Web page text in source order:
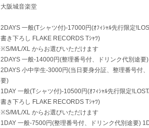
大阪城音楽堂
2DAYS 一般(Tシャツ付)-17000円(ｵﾌｨｼｬﾙ先行限定
書き下ろし FLAKE RECORDS Tｼｬﾂ)
※S/M/L/XL からお選びいただけます
2DAYS 一般-14000円(整理番号付、ドリンク代別途要)
2DAYS 小中学生-3000円(当日要身分証、整理番号付
要)
1DAY 一般(Tシャツ付)-10500円(ｵﾌｨｼｬﾙ先行限定
書き下ろし FLAKE RECORDS Tｼｬﾂ)
※S/M/L/XL からお選びいただけます
1DAY 一般-7500円(整理番号付、ドリンク代別途要)